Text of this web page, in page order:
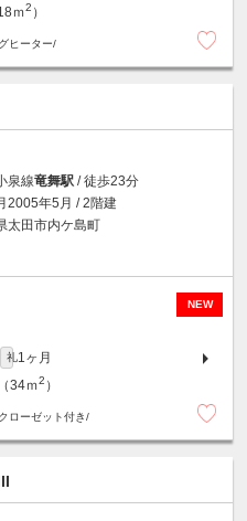
ｍ2 ）
ヒーター/
泉線竜舞駅 / 徒歩23分
2005年5月 / 2階建
太田市内ケ島町
NEW
礼1ヶ月
34ｍ2 ）
ローゼット付き/